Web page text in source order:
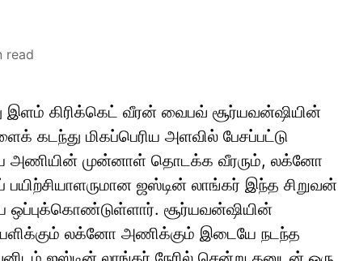
read
கிரிக்கெட் வீரன் வைபவ் சூர்யவன்ஷியின்
கடந்து மிகப்பெரிய அளவில் பேசப்பட்டு
அணியின் முன்னாள் தொடக்க வீரரும், லக்னோ
ஜஸ்டின் லாங்கர் இந்த சிறுவன்
ஒப்புக்கொண்டுள்ளார். சூர்யவன்ஷியின்
லக்னோ அணிக்கும் இடையே நடந்த